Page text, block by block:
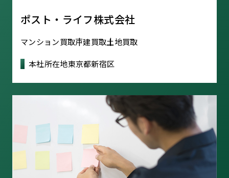
ポスト・ライフ株式会社
マンション買取戸建買取土地買取
本社所在地東京都新宿区